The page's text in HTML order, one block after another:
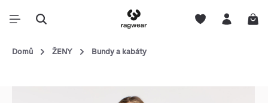
Domů ŽENY Bundy a kabáty